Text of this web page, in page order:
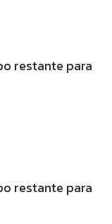
restante para
restante para